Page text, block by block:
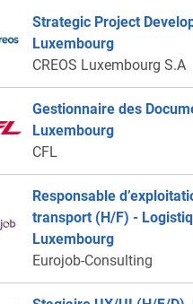
Strategic Project
Luxembourg
CREOS Luxembourg S.A
Gestionnaire des
Luxembourg
CFL
Responsable
transport (H/F) -
Luxembourg
Eurojob-Consulting